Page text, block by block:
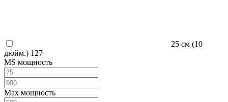
25 см (10
дюйм.) 127
MS мощность
Max мощность